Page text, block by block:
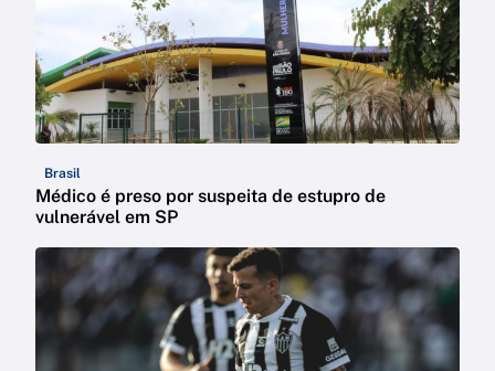
Brasil
Médico é preso por suspeita de estupro de
vulnerável em SP